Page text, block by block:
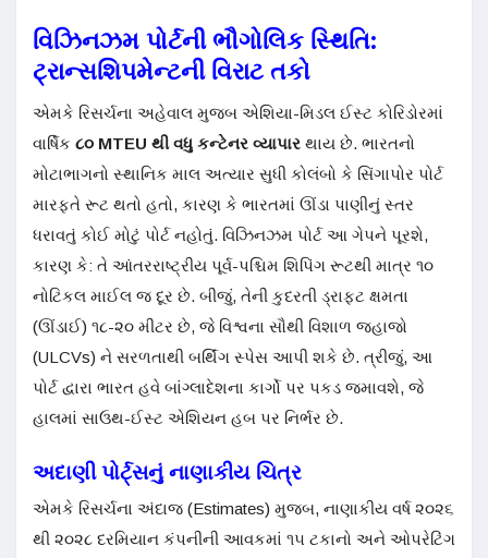
વિઝિનઝમ પોર્ટની ભૌગોલિક સ્થિતિ:
ટ્રાન્સશિપમેન્ટની વિરાટ તકો
એમકે રિસર્ચના અહેવાલ મુજબ એશિયા-મિડલ ઈસ્ટ કોરિડોરમાં
વાર્ષિક ૮૦ MTEU થી વધુ કન્ટેનર વ્યાપાર થાય છે. ભારતનો
મોટાભાગનો સ્થાનિક માલ અત્યાર સુધી કોલંબો કે સિંગાપોર પોર્ટ
મારફતે રૂટ થતો હતો, કારણ કે ભારતમાં ઊંડા પાણીનું સ્તર
ધરાવતું કોઈ મોટું પોર્ટ નહોતું. વિઝિનઝમ પોર્ટ આ ગેપને પૂરશે,
કારણ કે: તે આંતરરાષ્ટ્રીય પૂર્વ-પશ્ચિમ શિપિંગ રૂટથી માત્ર ૧૦
નોટિકલ માઈલ જ દૂર છે. બીજું, તેની કુદરતી ડ્રાફ્ટ ક્ષમતા
(ઊંડાઈ) ૧૮-૨૦ મીટર છે, જે વિશ્વના સૌથી વિશાળ જહાજો
(ULCVs) ને સરળતાથી બર્થિંગ સ્પેસ આપી શકે છે. ત્રીજું, આ
પોર્ટ દ્વારા ભારત હવે બાંગ્લાદેશના કાર્ગો પર પકડ જમાવશે, જે
હાલમાં સાઉથ-ઈસ્ટ એશિયન હબ પર નિર્ભર છે.
અદાણી પોર્ટ્સનું નાણાકીય ચિત્ર
એમકે રિસર્ચના અંદાજ (Estimates) મુજબ, નાણાકીય વર્ષ ૨૦૨૬
થી ૨૦૨૮ દરમિયાન કંપનીની આવકમાં ૧૫ ટકાનો અને ઓપરેટિંગ